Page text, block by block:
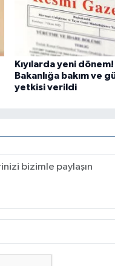
Kıyılarda yeni dönem!
Bakanlığa bakım ve
yetkisi verildi